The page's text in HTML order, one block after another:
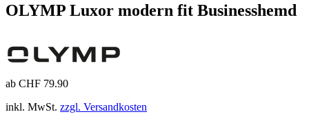
OLYMP Luxor modern fit Businesshemd
ab CHF 79.90
inkl. MwSt. zzgl. Versandkosten